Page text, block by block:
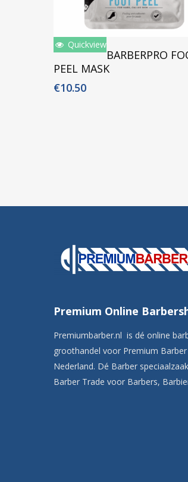
Toevoegen Aan
Quickview
BARBERPRO
PEEL MASK
€10.50
Premium Online
Premiumbarber.nl is dé online
groothandel voor Premium
Nederland. Dé Barber
Barber Trade voor Barbers,